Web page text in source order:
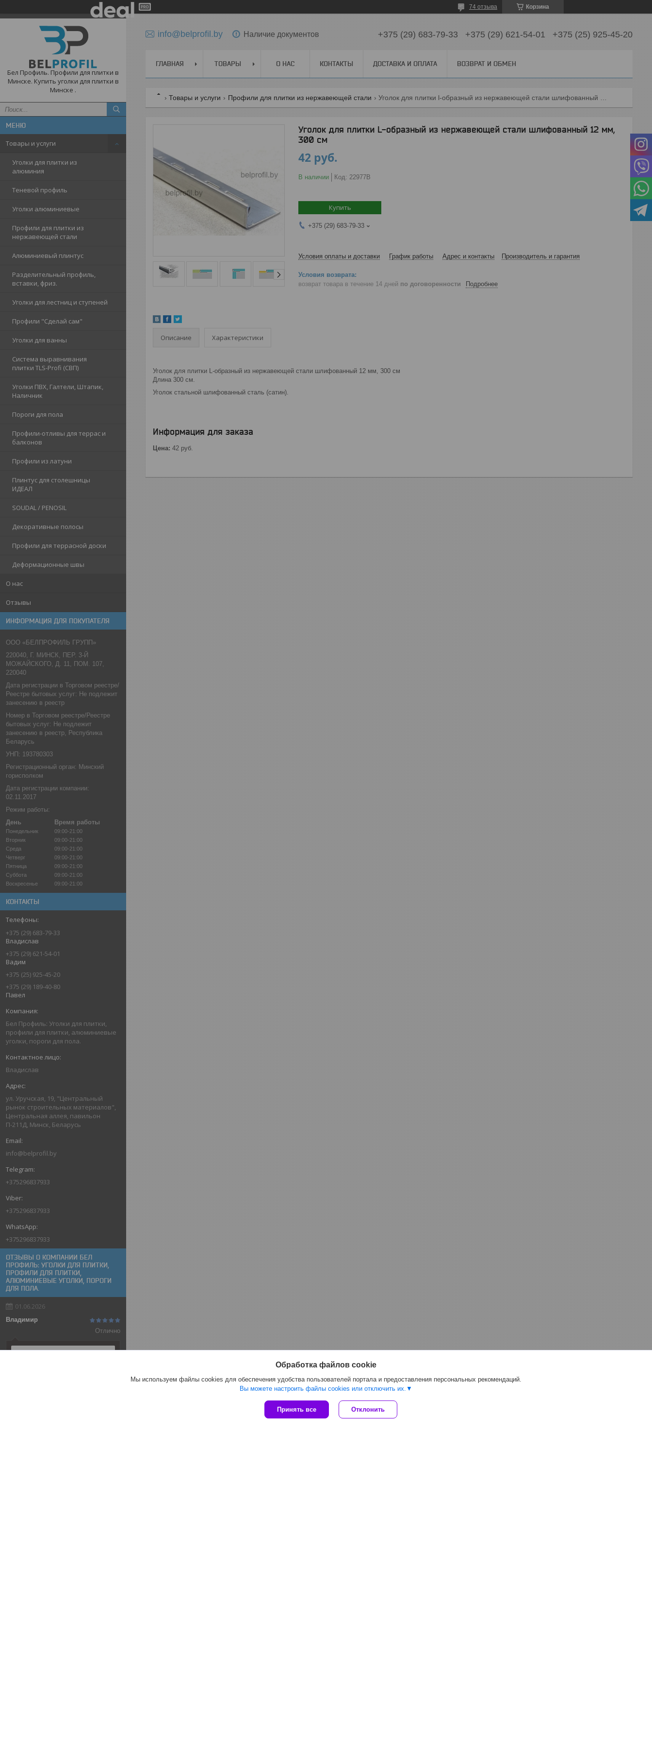
Корзина
74 отзыва
Бел Профиль. Профили для плитки в
Минске. Купить уголки для плитки в
Минске .
Товары и услуги
Уголки для плитки из
алюминия
Теневой профиль
Уголки алюминиевые
Профили для плитки из
нержавеющей стали
Алюминиевый плинтус
Разделительный профиль,
вставки, фриз.
Уголки для лестниц и ступеней
Профили "Сделай сам"
Уголки для ванны
Система выравнивания
плитки TLS-Profi (СВП)
Уголки ПВХ, Галтели, Штапик,
Наличник
Пороги для пола
Профили-отливы для террас и
балконов
Профили из латуни
Плинтус для столешницы
ИДЕАЛ
SOUDAL / PENOSIL
Декоративные полосы
Профили для террасной доски
Деформационные швы
О нас
Отзывы
ИНФОРМАЦИЯ ДЛЯ ПОКУПАТЕЛЯ
ООО «БЕЛПРОФИЛЬ ГРУПП»
220040, Г. МИНСК, ПЕР. 3-Й
МОЖАЙСКОГО, Д. 11, ПОМ. 107,
220040
Дата регистрации в Торговом реестре/
Реестре бытовых услуг: Не подлежит
занесению в реестр
Номер в Торговом реестре/Реестре
бытовых услуг: Не подлежит
занесению в реестр, Республика
Беларусь
УНП: 193780303
Регистрационный орган: Минский
горисполком
Дата регистрации компании:
02.11.2017
Режим работы:
День
Время работы
Понедельник
09:00-21:00
Вторник
09:00-21:00
Среда
09:00-21:00
Четверг
09:00-21:00
Пятница
09:00-21:00
Суббота
09:00-21:00
Воскресенье
09:00-21:00
КОНТАКТЫ
+375 (29) 683-79-33
Владислав
+375 (29) 621-54-01
Вадим
+375 (25) 925-45-20
+375 (29) 189-40-80
Павел
Бел Профиль: Уголки для плитки,
профили для плитки, алюминиевые
уголки, пороги для пола.
Владислав
ул. Уручская, 19, "Центральный
рынок строительных материалов",
Центральная аллея, павильон
П-211Д, Минск, Беларусь
info@belprofil.by
+375296837933
+375296837933
+375296837933
ОТЗЫВЫ О КОМПАНИИ БЕЛ
ПРОФИЛЬ: УГОЛКИ ДЛЯ ПЛИТКИ,
ПРОФИЛИ ДЛЯ ПЛИТКИ,
АЛЮМИНИЕВЫЕ УГОЛКИ, ПОРОГИ
ДЛЯ ПОЛА.
01.06.2026
Владимир
Отлично
info@belprofil.by Наличие документов +375 (29) 683-79-33 +375 (29) 621-54-01 +375 (25) 925-45-20
ГЛАВНАЯ ТОВАРЫ О НАС КОНТАКТЫ ДОСТАВКА И ОПЛАТА ВОЗВРАТ И ОБМЕН
Товары и услуги Профили для плитки из нержавеющей стали
Уголок для плитки L-образный из нержавеющей стали шлифованный 12 мм,
300 см
42 руб.
В наличии Код: 22977В
Купить
+375 (29) 683-79-33
Условия оплаты и доставки График работы Адрес и контакты Производитель и гарантия
возврат товара в течение 14 дней по договоренности Подробнее
Описание Характеристики
Уголок для плитки L-образный из нержавеющей стали шлифованный 12 мм, 300 см
Длина 300 см.
Уголок стальной шлифованный сталь (сатин).
Информация для заказа
Цена: 42 руб.
Обработка файлов cookie
Мы используем файлы cookies для обеспечения удобства пользователей портала и предоставления персональных рекомендаций.
Вы можете настроить файлы cookies или отключить их.
Принять все Отклонить